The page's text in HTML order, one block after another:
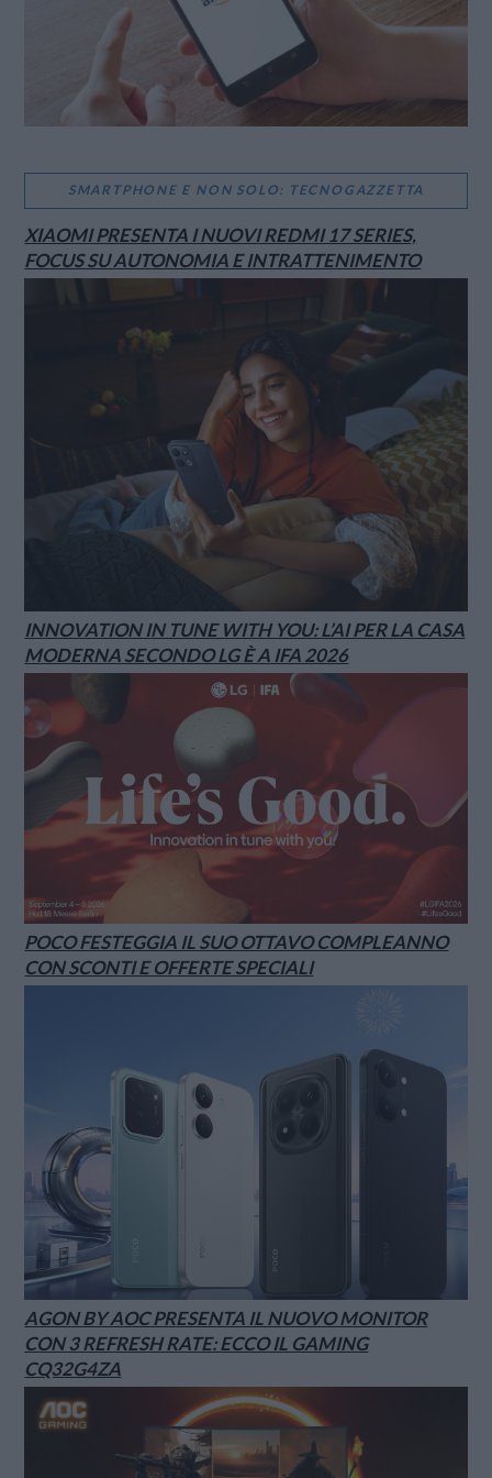
SMARTPHONE E NON SOLO: TECNOGAZZETTA
XIAOMI PRESENTA I NUOVI REDMI 17 SERIES,
FOCUS SU AUTONOMIA E INTRATTENIMENTO
INNOVATION IN TUNE WITH YOU: L’AI PER LA CASA
MODERNA SECONDO LG È A IFA 2026
POCO FESTEGGIA IL SUO OTTAVO COMPLEANNO
CON SCONTI E OFFERTE SPECIALI
AGON BY AOC PRESENTA IL NUOVO MONITOR
CON 3 REFRESH RATE: ECCO IL GAMING
CQ32G4ZA